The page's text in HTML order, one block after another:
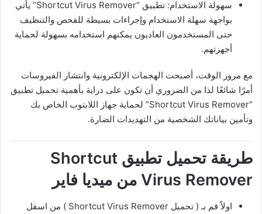
سهولة الاستخدام: تطبيق “Shortcut Virus Remover” يأتي
بواجهة سهلة الاستخدام وإجراءات بسيطة للفحص والتنظيف
حتى المستخدمون العاديون يمكنهم استخدامه بسهولة لحماية
أجهزتهم.
مع مرور الوقت، أصبحت الهجمات الإلكترونية وانتشار الفيروسات
أمرًا شائعًا لذا من الضروري أن تكون على دراية بأهمية تحميل تطبيق
“Shortcut Virus Remover” لحماية جهاز اللابتوب الخاص بك
وتأمين بياناتك الشخصية من التهديدات الضارة.
طريقة تحميل تطبيق Shortcut
Virus Remover من ميديا فاير
اولاً قم بـ ( تحميل Shortcut Virus Remover ) من اسفل